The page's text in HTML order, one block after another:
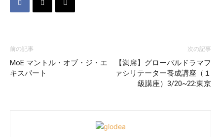
前の記事
MoE マントル・オブ・ジ・エ
キスパート
次の記事
【満席】グローバルドラマフ
ァシリテーター養成講座（１
級講座）3/20~22:東京